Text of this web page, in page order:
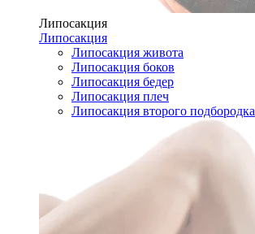
Липосакция
Липосакция
Липосакция живота
Липосакция боков
Липосакция бедер
Липосакция плеч
Липосакция второго подбородка